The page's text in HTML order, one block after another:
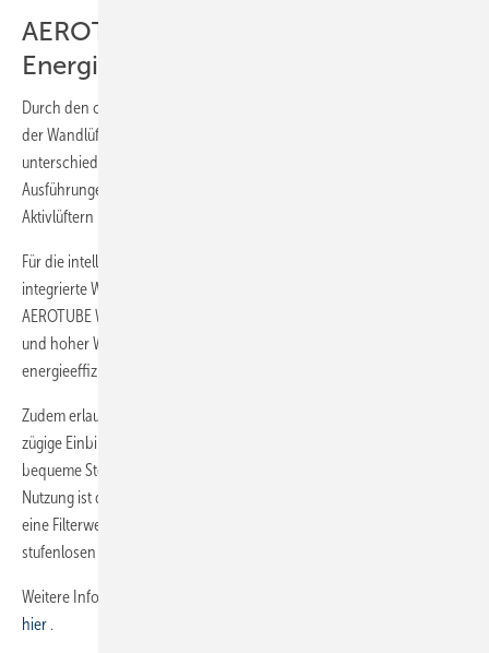
AEROTUBE WRG smart:
Energieeffizienz vom Feinsten
Durch den cleveren Systemaufbau in verschiedenen Varianten bietet
der Wandlüfter AEROTUBE Raumkomfort und Vielseitigkeit für die
unterschiedlichsten Anforderungen. Gewählt werden kann zwischen
Ausführungen für die Frischluftzufuhr per Druckdifferenz und
Aktivlüftern mit leistungsstarkem Gebläse.
Für die intelligente Vernetzung ohne separate Kabel und eine
integrierte Wärmerückgewinnung von bis zu 90 Prozent steht der
AEROTUBE WRG smart. Seine Paarung aus sparsamer Betriebsweise
und hoher Wärmerückgewinnung machen ihn zu einem der
energieeffizientesten Geräte seiner Klasse.
Zudem erlaubt er über das serienmäßig integrierte WLAN-Modul die
zügige Einbindung in die SIEGENIA Comfort App und damit die
bequeme Steuerung per Smartphone oder Tablet. Auch die tägliche
Nutzung ist denkbar einfach. Dafür sorgen eine LED-Statusanzeige,
eine Filterwechselanzeige direkt am Gerät und die Möglichkeit zur
stufenlosen Steuerung der Lüftungsintensität.
Weitere Infos und Produktfilme zum AEROTUBE-System
hier .